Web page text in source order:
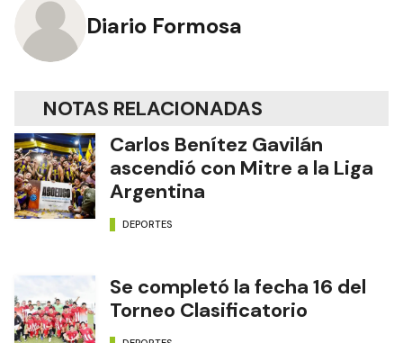
Diario Formosa
NOTAS RELACIONADAS
Carlos Benítez Gavilán
ascendió con Mitre a la Liga
Argentina
DEPORTES
Se completó la fecha 16 del
Torneo Clasificatorio